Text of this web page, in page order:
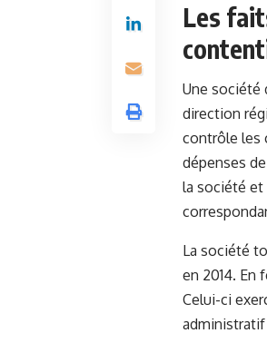
Les
Une société
direction
contrôle les
dépenses
la société et
La société
en 2014. En
Celui-ci